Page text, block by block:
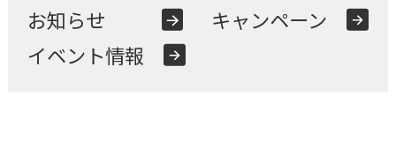
お知らせ
キャンペーン
イベント情報